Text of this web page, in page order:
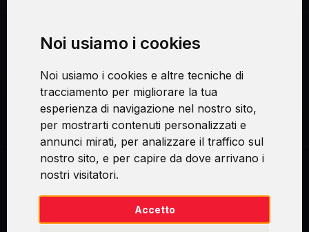
Noi usiamo i cookies
Noi usiamo i cookies e altre tecniche di
tracciamento per migliorare la tua
esperienza di navigazione nel nostro sito,
per mostrarti contenuti personalizzati e
annunci mirati, per analizzare il traffico sul
nostro sito, e per capire da dove arrivano i
nostri visitatori.
Accetto
Procedura di reclamo
Consenso al trattamento dei dati personali
Sicurezza e privacy
Swirl logoTM je ochranná známka společnosti AXELOS Limited. ITIL®
je registrovanou ochrannou známkou AXELOS Limited. PRINCE2® je
registrovanou ochrannou známkou AXELOS Limited. MSP® je